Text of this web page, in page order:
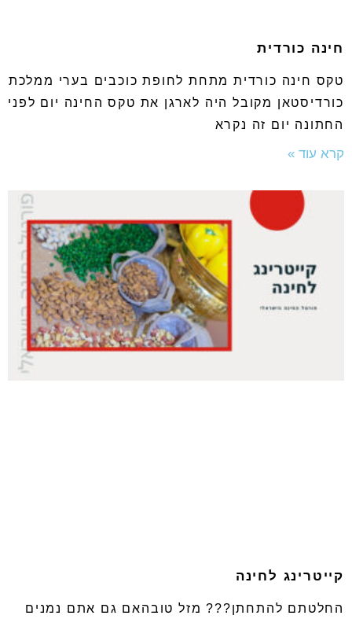
חינה כורדית
טקס חינה כורדית מתחת לחופת כוכבים בערי ממלכת
כורדיסטאן מקובל היה לארגן את טקס החינה יום לפני
החתונה יום זה נקרא
קרא עוד »
קייטרינג לחינה
החלטתם להתחתן??? מזל טובהאם גם אתם נמנים